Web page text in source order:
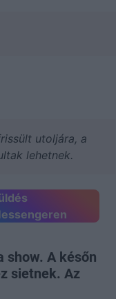
utoljára, a
lehetnek.
show. A későn
sietnek. Az